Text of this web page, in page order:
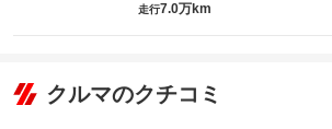
走行7.0万km
クルマのクチコミ